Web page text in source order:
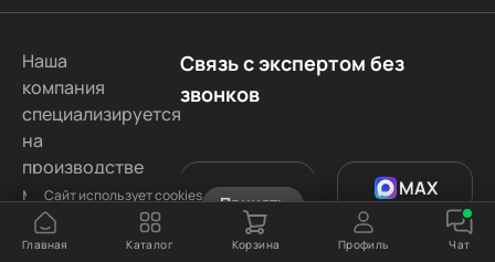
Главная Каталог Корзина Профиль Чат
Наша
компания
специализируется
на
производстве
мощных
игровых
компьютеров
Связь с экспертом без
звонков
Telegram MAX
Сайт использует cookies
Узнать подробнее
Принять